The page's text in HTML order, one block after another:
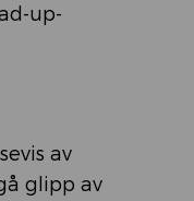
up-
av
glipp av